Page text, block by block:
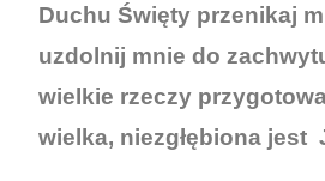
Duchu Święty przenikaj
uzdolnij mnie do
wielkie rzeczy
wielka, niezgłębiona jest